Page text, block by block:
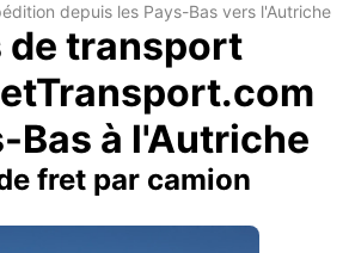
depuis les Pays-Bas vers l'Autriche
de transport
Bas à l'Autriche
fret par camion